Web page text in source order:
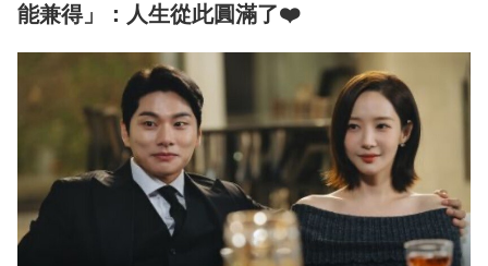
能兼得」：人生從此圓滿了❤️